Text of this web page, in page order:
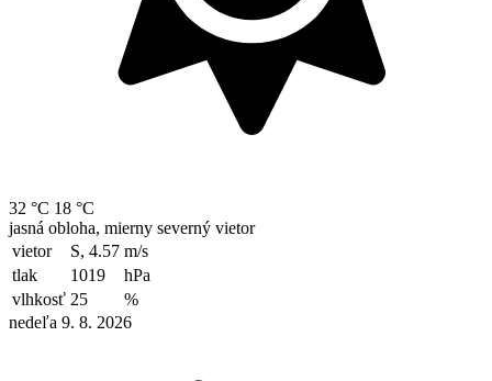
32 °C 18 °C
jasná obloha, mierny severný vietor
vietor
S, 4.57 m/s
tlak
1019
hPa
vlhkosť 25
%
nedeľa 9. 8. 2026